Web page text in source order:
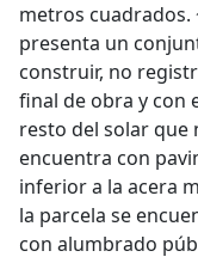
metros cuadrados.
presenta un
construir, no
final de obra y con
resto del solar que
encuentra con
inferior a la acera
la parcela se
con alumbrado